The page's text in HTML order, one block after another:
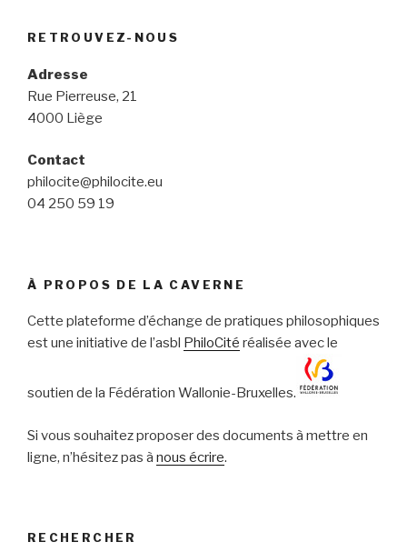
RETROUVEZ-NOUS
Adresse
Rue Pierreuse, 21
4000 Liège
Contact
philocite@philocite.eu
04 250 59 19
À PROPOS DE LA CAVERNE
Cette plateforme d’échange de pratiques philosophiques
est une initiative de l’asbl PhiloCité réalisée avec le
soutien de la Fédération Wallonie-Bruxelles.
Si vous souhaitez proposer des documents à mettre en
ligne, n’hésitez pas à nous écrire.
RECHERCHER